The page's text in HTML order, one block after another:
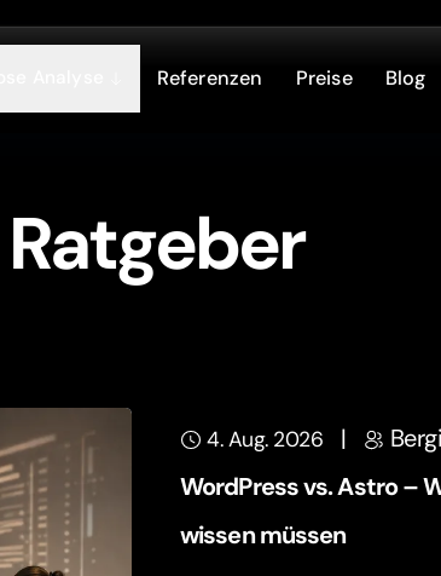
Referenzen Preise Blog
Ratgeber
4. Aug. 2026 |
WordPress vs. Astro –
wissen müssen